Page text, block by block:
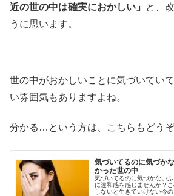
近の世の中は確実におかしい」
と、
うに思います。
世の中がおかしいことに気づいてい
い雰囲気もありますよね。
分かる…という方は、こちらもどう
気づいてるのに気づか
かった世の中
気づいてるのに気づかない
に違和感を感じませんか？
しないと生きていけない今